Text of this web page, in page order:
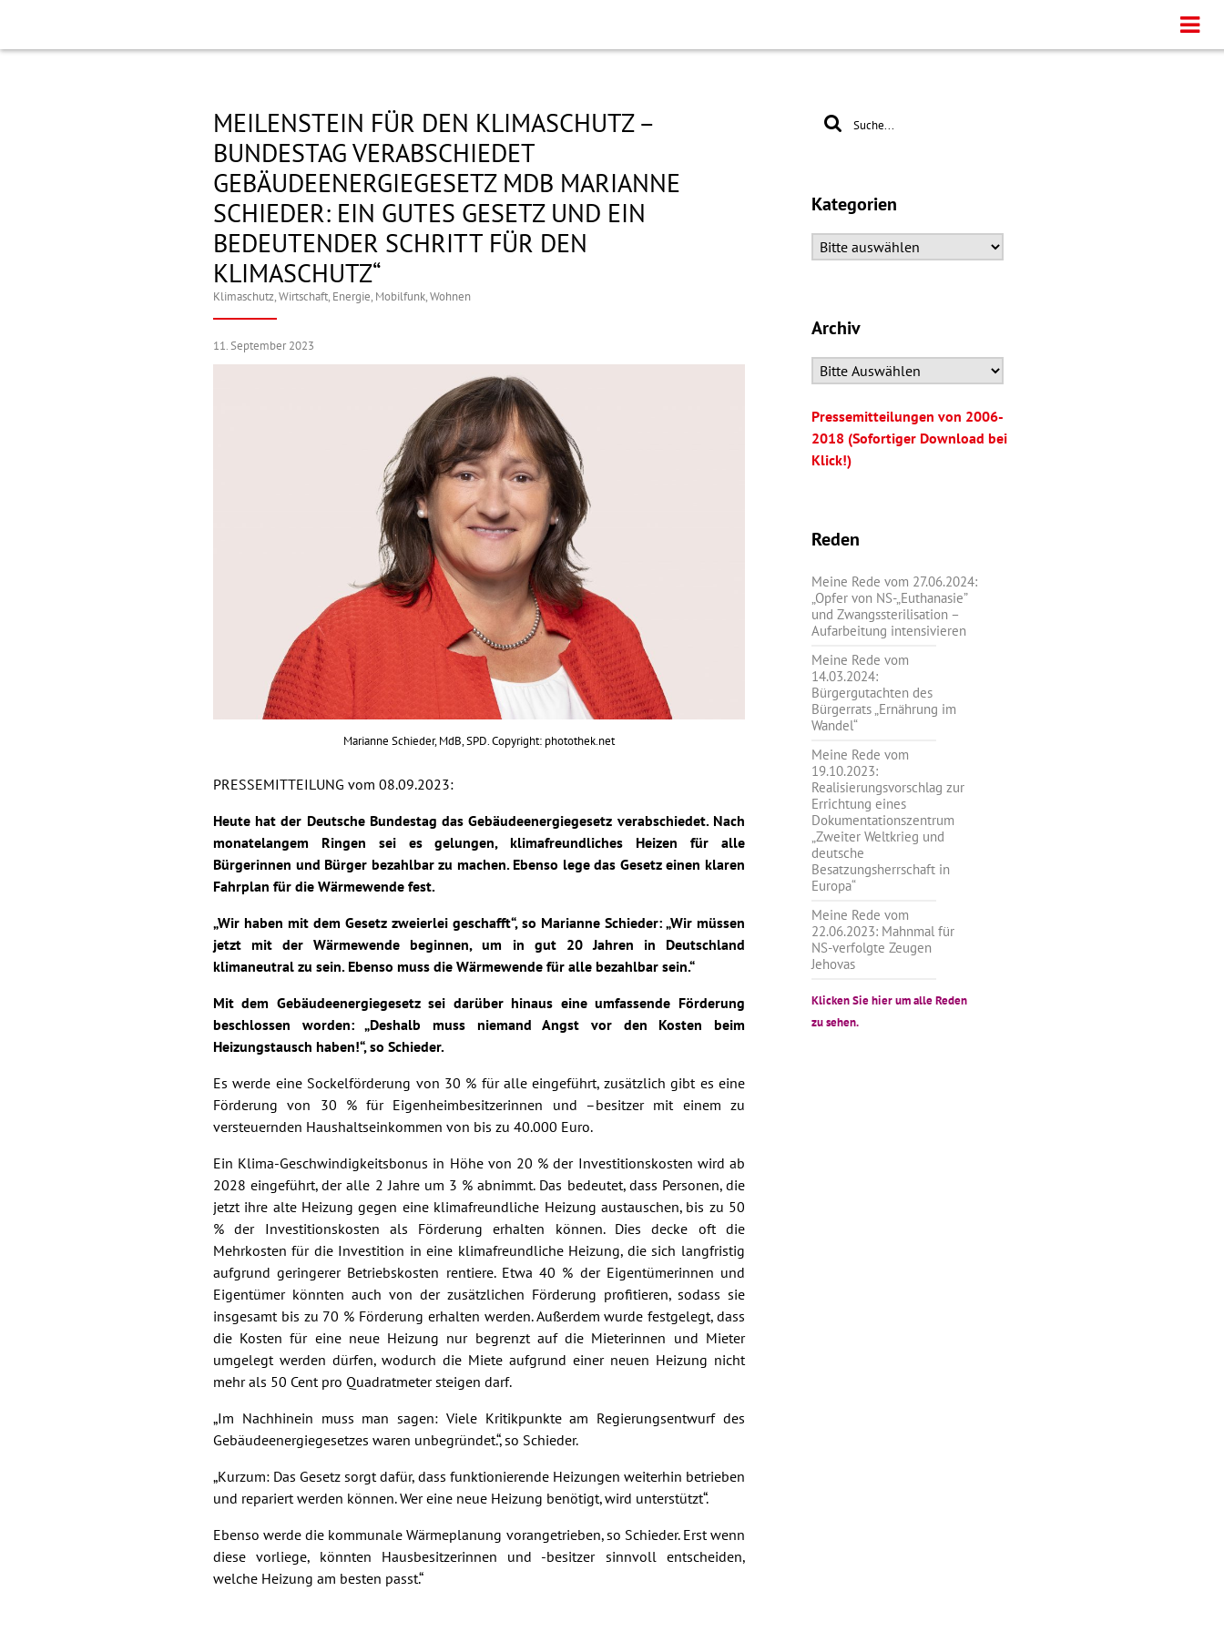
MEILENSTEIN FÜR DEN KLIMASCHUTZ –
BUNDESTAG VERABSCHIEDET
GEBÄUDEENERGIEGESETZ MDB MARIANNE
SCHIEDER: EIN GUTES GESETZ UND EIN
BEDEUTENDER SCHRITT FÜR DEN
KLIMASCHUTZ“
Klimaschutz,Wirtschaft, Energie, Mobilfunk,Wohnen
11. September 2023
Marianne Schieder, MdB, SPD. Copyright: photothek.net
PRESSEMITTEILUNG vom 08.09.2023:
Heute hat der Deutsche Bundestag das Gebäudeenergiegesetz verabschiedet. Nach
monatelangem Ringen sei es gelungen, klimafreundliches Heizen für alle
Bürgerinnen und Bürger bezahlbar zu machen. Ebenso lege das Gesetz einen klaren
Fahrplan für die Wärmewende fest.
„Wir haben mit dem Gesetz zweierlei geschafft“, so Marianne Schieder: „Wir müssen
jetzt mit der Wärmewende beginnen, um in gut 20 Jahren in Deutschland
klimaneutral zu sein. Ebenso muss die Wärmewende für alle bezahlbar sein.“
Mit dem Gebäudeenergiegesetz sei darüber hinaus eine umfassende Förderung
beschlossen worden: „Deshalb muss niemand Angst vor den Kosten beim
Heizungstausch haben!“, so Schieder.
Es werde eine Sockelförderung von 30 % für alle eingeführt, zusätzlich gibt es eine
Förderung von 30 % für Eigenheimbesitzerinnen und –besitzer mit einem zu
versteuernden Haushaltseinkommen von bis zu 40.000 Euro.
Ein Klima-Geschwindigkeitsbonus in Höhe von 20 % der Investitionskosten wird ab
2028 eingeführt, der alle 2 Jahre um 3 % abnimmt. Das bedeutet, dass Personen, die
jetzt ihre alte Heizung gegen eine klimafreundliche Heizung austauschen, bis zu 50
% der Investitionskosten als Förderung erhalten können. Dies decke oft die
Mehrkosten für die Investition in eine klimafreundliche Heizung, die sich langfristig
aufgrund geringerer Betriebskosten rentiere. Etwa 40 % der Eigentümerinnen und
Eigentümer könnten auch von der zusätzlichen Förderung profitieren, sodass sie
insgesamt bis zu 70 % Förderung erhalten werden. Außerdem wurde festgelegt, dass
die Kosten für eine neue Heizung nur begrenzt auf die Mieterinnen und Mieter
umgelegt werden dürfen, wodurch die Miete aufgrund einer neuen Heizung nicht
mehr als 50 Cent pro Quadratmeter steigen darf.
„Im Nachhinein muss man sagen: Viele Kritikpunkte am Regierungsentwurf des
Gebäudeenergiegesetzes waren unbegründet.“, so Schieder.
„Kurzum: Das Gesetz sorgt dafür, dass funktionierende Heizungen weiterhin betrieben
und repariert werden können. Wer eine neue Heizung benötigt, wird unterstützt“.
Ebenso werde die kommunale Wärmeplanung vorangetrieben, so Schieder. Erst wenn
diese vorliege, könnten Hausbesitzerinnen und -besitzer sinnvoll entscheiden,
welche Heizung am besten passt.“
Kategorien
Archiv
Pressemitteilungen von 2006-
2018 (Sofortiger Download bei
Klick!)
Reden
Meine Rede vom 27.06.2024:
„Opfer von NS-„Euthanasie”
und Zwangssterilisation –
Aufarbeitung intensivieren
Meine Rede vom
14.03.2024:
Bürgergutachten des
Bürgerrats „Ernährung im
Wandel“
Meine Rede vom
19.10.2023:
Realisierungsvorschlag zur
Errichtung eines
Dokumentationszentrum
„Zweiter Weltkrieg und
deutsche
Besatzungsherrschaft in
Europa“
Meine Rede vom
22.06.2023: Mahnmal für
NS-verfolgte Zeugen
Jehovas
Klicken Sie hier um alle Reden
zu sehen.